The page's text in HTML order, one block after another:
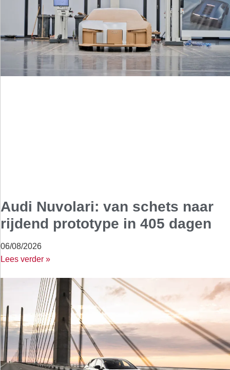
Audi Nuvolari: van schets naar
rijdend prototype in 405 dagen
06/08/2026
Lees verder »